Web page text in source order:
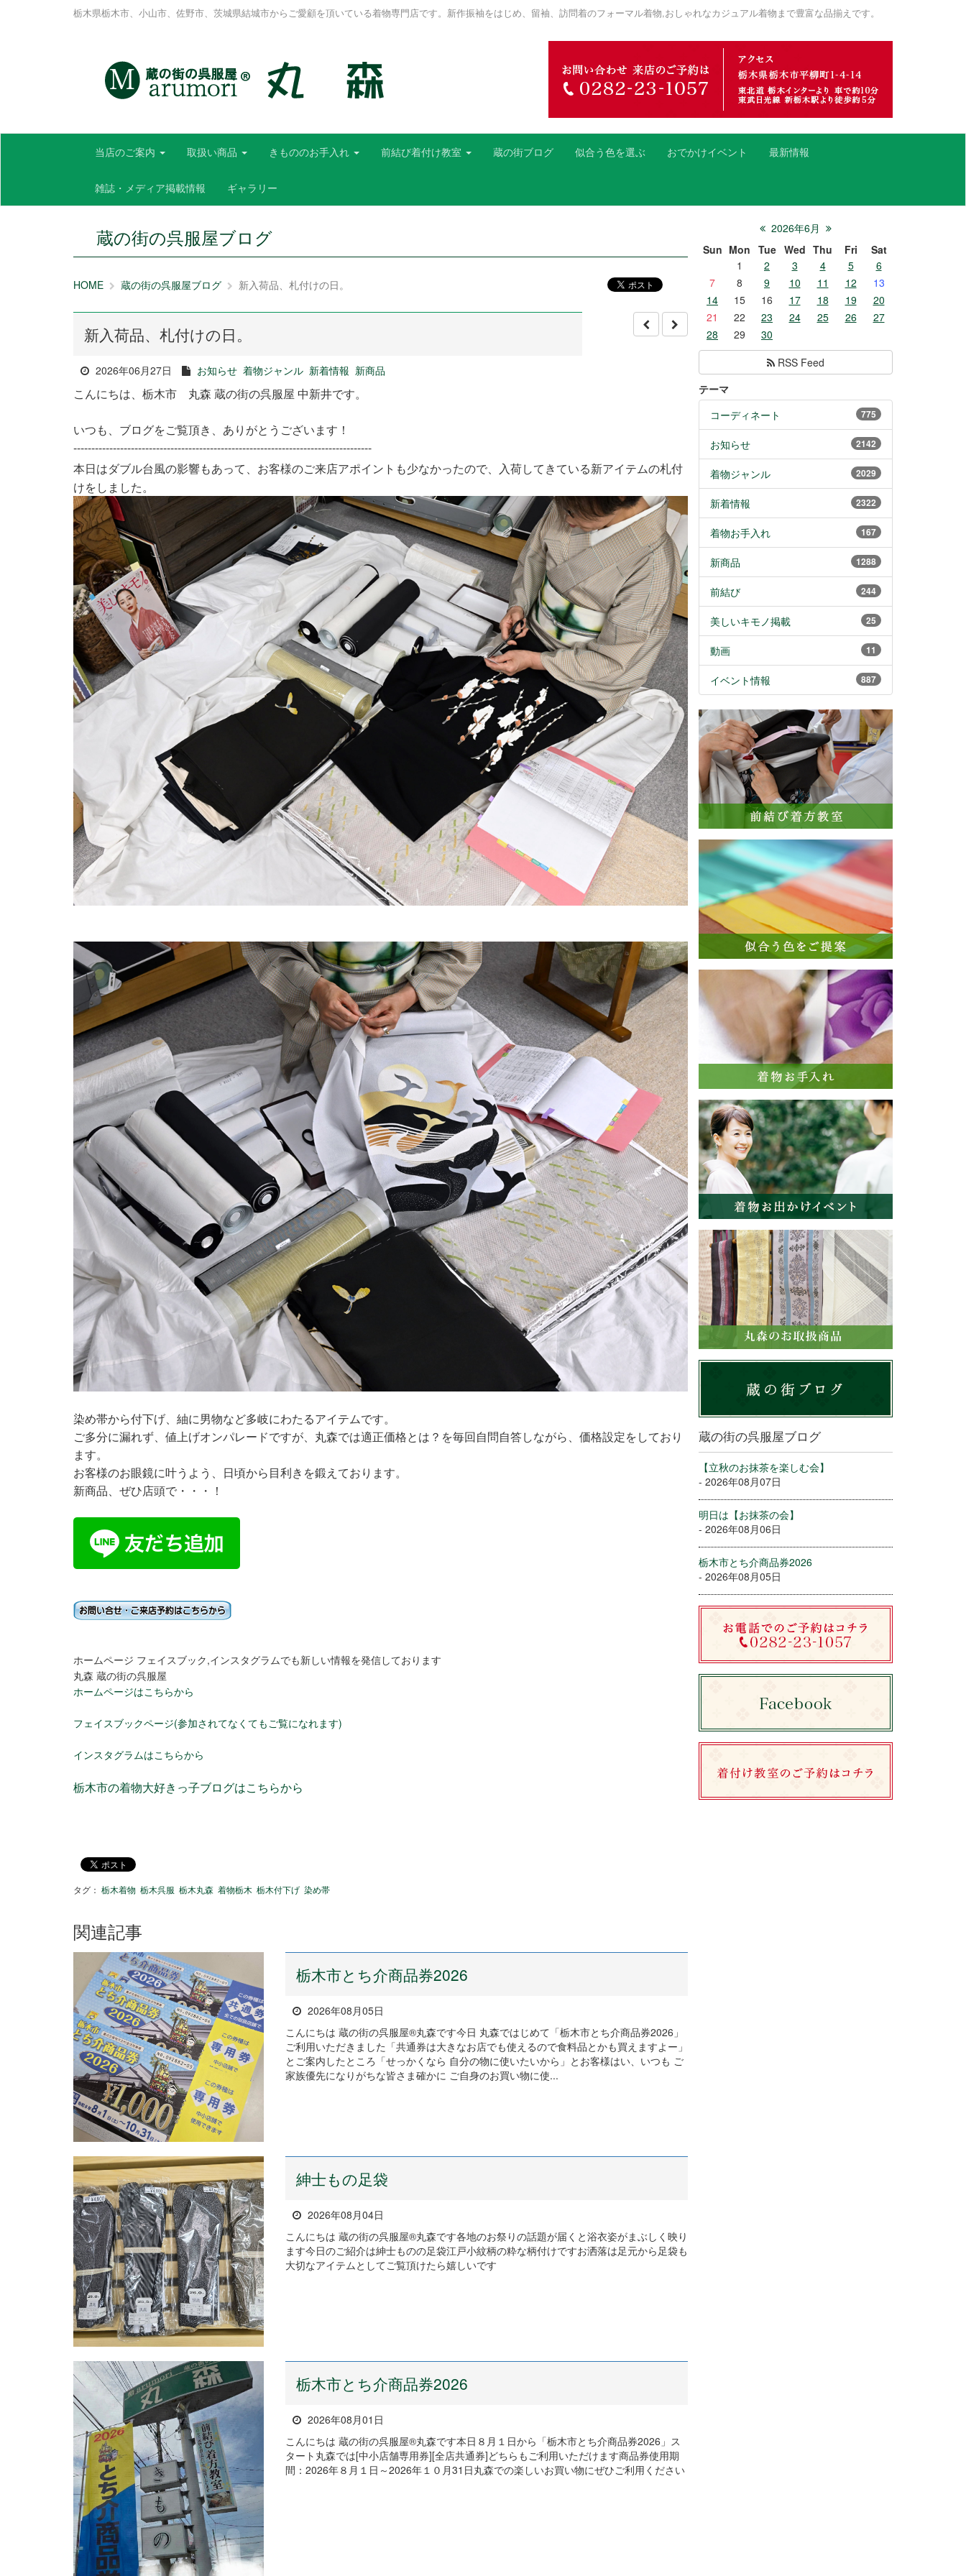
栃木県栃木市、小山市、佐野市、茨城県結城市からご愛顧を頂いている着物専門店です。新作振袖をはじめ、留袖、訪問着のフォーマル着物,おしゃれなカジュアル着物まで豊富な品揃えです。
当店のご案内 取扱い商品 きもののお手入れ 前結び着付け教室 蔵の街ブログ 似合う色を選ぶ おでかけイベント 最新情報
雑誌・メディア掲載情報 ギャラリー
蔵の街の呉服屋ブログ
HOME 蔵の街の呉服屋ブログ 新入荷品、札付けの日。
新入荷品、札付けの日。
2026年06月27日 お知らせ 着物ジャンル 新着情報 新商品
こんにちは、栃木市 丸森 蔵の街の呉服屋 中新井です。
いつも、ブログをご覧頂き、ありがとうございます！
-----------------------------------------------------------------------------------
本日はダブル台風の影響もあって、お客様のご来店アポイントも少なかったので、入荷してきている新アイテムの札付
けをしました。
染め帯から付下げ、紬に男物など多岐にわたるアイテムです。
ご多分に漏れず、値上げオンパレードですが、丸森では適正価格とは？を毎回自問自答しながら、価格設定をしており
ます。
お客様のお眼鏡に叶うよう、日頃から目利きを鍛えております。
新商品、ぜひ店頭で・・・！
ホームページ フェイスブック,インスタグラムでも新しい情報を発信しております
丸森 蔵の街の呉服屋
ホームページはこちらから
フェイスブックページ(参加されてなくてもご覧になれます)
インスタグラムはこちらから
栃木市の着物大好きっ子ブログはこちらから
タグ： 栃木着物 栃木呉服 栃木丸森 着物栃木 栃木付下げ 染め帯
関連記事
栃木市とち介商品券2026
2026年08月05日
こんにちは 蔵の街の呉服屋®丸森です今日 丸森ではじめて「栃木市とち介商品券2026」
ご利用いただきました「共通券は大きなお店でも使えるので食料品とかも買えますよー」
とご案内したところ「せっかくなら 自分の物に使いたいから」とお客様はい、いつも ご
家族優先になりがちな皆さま確かに ご自身のお買い物に使...
紳士もの足袋
2026年08月04日
こんにちは 蔵の街の呉服屋®丸森です各地のお祭りの話題が届くと浴衣姿がまぶしく映り
ます今日のご紹介は紳士ものの足袋江戸小紋柄の粋な柄付けですお洒落は足元から足袋も
大切なアイテムとしてご覧頂けたら嬉しいです
栃木市とち介商品券2026
2026年08月01日
こんにちは 蔵の街の呉服屋®丸森です本日８月１日から「栃木市とち介商品券2026」ス
タート丸森では[中小店舗専用券][全店共通券]どちらもご利用いただけます商品券使用期
間：2026年８月１日～2026年１０月31日丸森での楽しいお買い物にぜひご利用ください
2026年6月
Sun Mon Tue Wed Thu Fri
Sat
1
2 3 4 5
6
7
8 9 10 11 12
13
14
15 16 17 18 19
20
21
22 23 24 25 26
27
28
29
30
RSS Feed
テーマ
775
コーディネート
2142
お知らせ
2029
着物ジャンル
2322
新着情報
167
着物お手入れ
1288
新商品
244
前結び
25
美しいキモノ掲載
11
動画
887
イベント情報
蔵の街の呉服屋ブログ
【立秋のお抹茶を楽しむ会】
- 2026年08月07日
明日は【お抹茶の会】
- 2026年08月06日
栃木市とち介商品券2026
- 2026年08月05日